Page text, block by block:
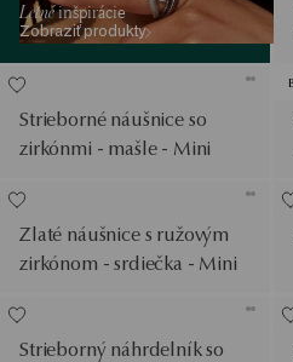
Letnéinšpirácie
Zobraziť produkty
Strieborné náušnice so
zirkónmi - mašle - Mini
Zlaté náušnice s ružovým
zirkónom - srdiečka - Mini
Strieborný náhrdelník so